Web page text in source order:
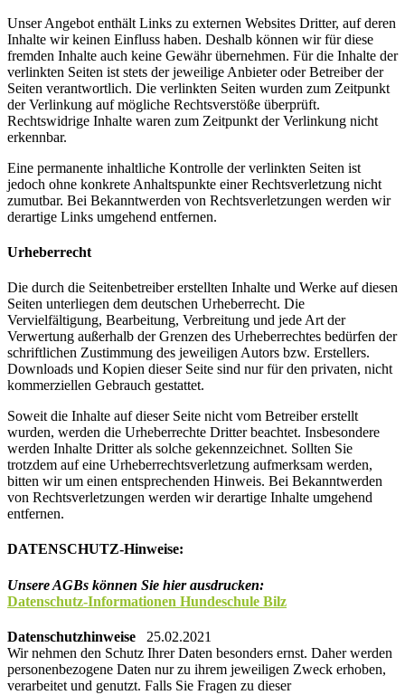
Unser Angebot enthält Links zu externen Websites Dritter, auf deren
Inhalte wir keinen Einfluss haben. Deshalb können wir für diese
fremden Inhalte auch keine Gewähr übernehmen. Für die Inhalte der
verlinkten Seiten ist stets der jeweilige Anbieter oder Betreiber der
Seiten verantwortlich. Die verlinkten Seiten wurden zum Zeitpunkt
der Verlinkung auf mögliche Rechtsverstöße überprüft.
Rechtswidrige Inhalte waren zum Zeitpunkt der Verlinkung nicht
erkennbar.
Eine permanente inhaltliche Kontrolle der verlinkten Seiten ist
jedoch ohne konkrete Anhaltspunkte einer Rechtsverletzung nicht
zumutbar. Bei Bekanntwerden von Rechtsverletzungen werden wir
derartige Links umgehend entfernen.
Urheberrecht
Die durch die Seitenbetreiber erstellten Inhalte und Werke auf diesen
Seiten unterliegen dem deutschen Urheberrecht. Die
Vervielfältigung, Bearbeitung, Verbreitung und jede Art der
Verwertung außerhalb der Grenzen des Urheberrechtes bedürfen der
schriftlichen Zustimmung des jeweiligen Autors bzw. Erstellers.
Downloads und Kopien dieser Seite sind nur für den privaten, nicht
kommerziellen Gebrauch gestattet.
Soweit die Inhalte auf dieser Seite nicht vom Betreiber erstellt
wurden, werden die Urheberrechte Dritter beachtet. Insbesondere
werden Inhalte Dritter als solche gekennzeichnet. Sollten Sie
trotzdem auf eine Urheberrechtsverletzung aufmerksam werden,
bitten wir um einen entsprechenden Hinweis. Bei Bekanntwerden
von Rechtsverletzungen werden wir derartige Inhalte umgehend
entfernen.
DATENSCHUTZ-Hinweise:
Unsere AGBs können Sie hier ausdrucken:
Datenschutz-Informationen Hundeschule Bilz
Datenschutzhinweise 25.02.2021
Wir nehmen den Schutz Ihrer Daten besonders ernst. Daher werden
personenbezogene Daten nur zu ihrem jeweiligen Zweck erhoben,
verarbeitet und genutzt. Falls Sie Fragen zu dieser